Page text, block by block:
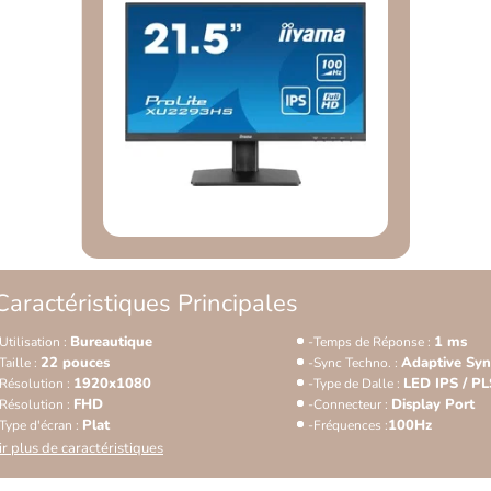
Principales
Utilisation : Bureautique
Taille : 22 pouces
Résolution : 1920x1080
Résolution : FHD
Type d'écran : Plat
Temps de Réponse : 1 ms
Sync Techno. : Adaptive
Type de Dalle : LED IPS /
Connecteur : Display Port
Fréquences :100Hz
plus de caractéristiques